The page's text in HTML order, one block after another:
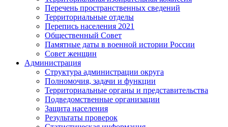
Перечень пространственных сведений
Территориальные отделы
Перепись населения 2021
Общественный Совет
Памятные даты в военной истории России
Совет женщин
Администрация
Структура администрации округа
Полномочия, задачи и функции
Территориальные органы и представительства
Подведомственные организации
Защита населения
Результаты проверок